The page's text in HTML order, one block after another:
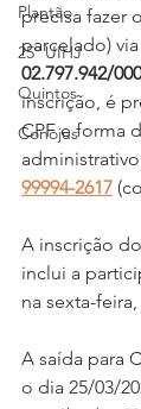
Plantão
25º UIHJ
Quintos
Conojus
precisa fazer
parcelado) via
02.797.942/
inscrição, é
CPF e forma
99994-2617
A inscrição
inclui a
na sexta-
A saída para
o dia 25/03/